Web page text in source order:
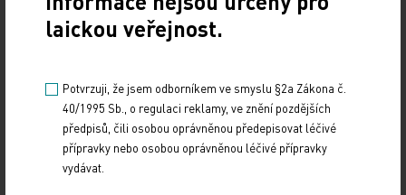
Změny ředitelů FNKV, Bulovky a
nové nemocnice
28. 1. 2026
Efektivní nemocnice 2025: Co se
zdravotnictvím v deficitu
laickou veřejnost.
Potvrzuji, že jsem odborníkem ve smyslu §2a Zákona č.
40/1995 Sb., o regulaci reklamy, ve znění pozdějších
předpisů, čili osobou oprávněnou předepisovat léčivé
přípravky nebo osobou oprávněnou léčivé přípravky
vydávat.